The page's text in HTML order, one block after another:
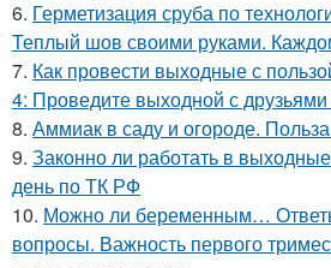
6. Герметизация сруба по
Теплый шов своими руками.
7. Как провести выходные с
4: Проведите выходной с
8. Аммиак в саду и огороде.
9. Законно ли работать в
день по ТК РФ
10. Можно ли беременным…
вопросы. Важность первого